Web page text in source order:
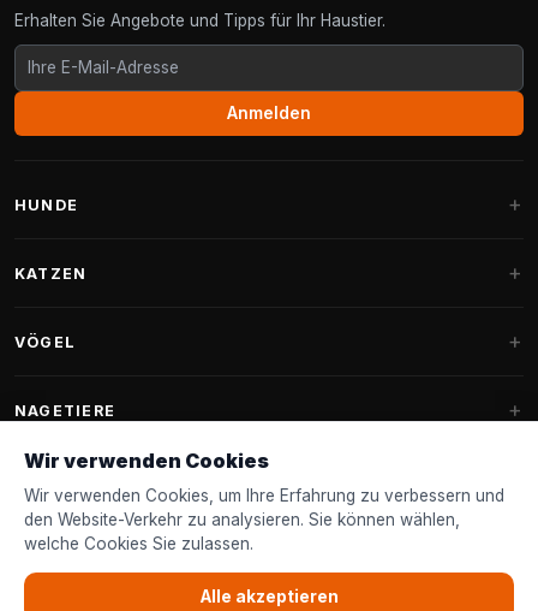
Erhalten Sie Angebote und Tipps für Ihr Haustier.
Anmelden
HUNDE
Fantail Hundebetten
Halsbänder & Leinen
Shampoo & Pflege
KATZEN
Kratzbäume
Kratzbäume für Maine Coon
Kratzbaum-Ersatzteile
Kratztonnen
Katzenbetten
VÖGEL
Futterhäuschen
Nistkästen & Nistmaterial
Gartenvogelfutter
NAGETIERE
Kaninchenfutter
Nagerfutter
Zubehör
FANTAIL
KUNDENSERVICE
Wir verwenden Cookies
Wir verwenden Cookies, um Ihre Erfahrung zu verbessern und
den Website-Verkehr zu analysieren. Sie können wählen,
welche Cookies Sie zulassen.
Alle akzeptieren